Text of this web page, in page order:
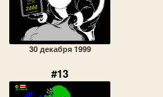
30 декабря 1999
#13